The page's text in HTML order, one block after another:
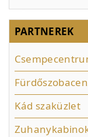
PARTNEREK
Kád szaküzlet